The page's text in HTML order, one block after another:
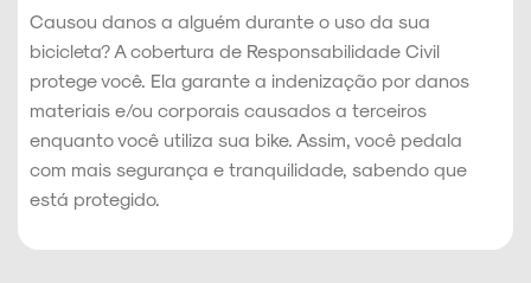
Causou danos a alguém durante o uso da sua
bicicleta? A cobertura de Responsabilidade Civil
protege você. Ela garante a indenização por danos
materiais e/ou corporais causados a terceiros
enquanto você utiliza sua bike. Assim, você pedala
com mais segurança e tranquilidade, sabendo que
está protegido.